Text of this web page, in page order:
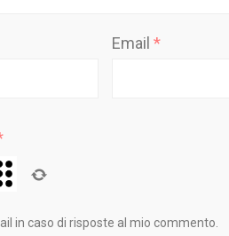
Email *
in caso di risposte al mio commento.